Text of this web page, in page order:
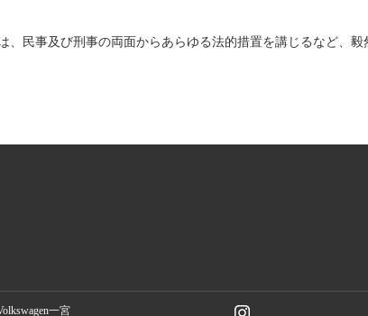
民事及び刑事の両面からあらゆる法的措置を講じるなど、毅
一宮